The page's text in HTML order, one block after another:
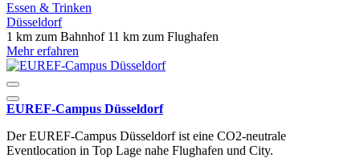
Essen & Trinken
Düsseldorf
1 km zum Bahnhof 11 km zum Flughafen
Mehr erfahren
EUREF-Campus Düsseldorf
Der EUREF-Campus Düsseldorf ist eine CO2-neutrale
Eventlocation in Top Lage nahe Flughafen und City.